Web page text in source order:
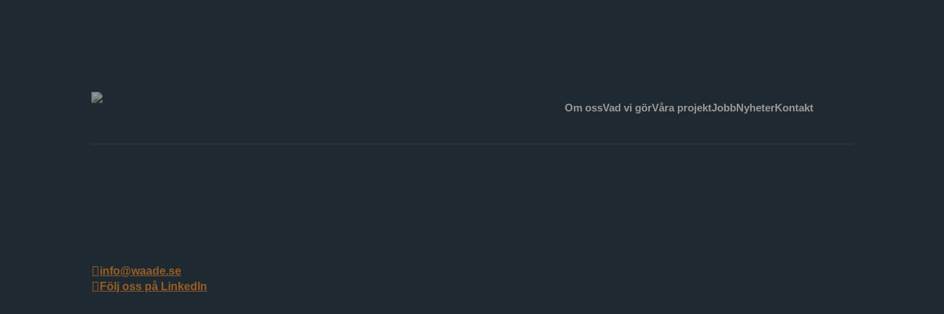
Om ossVad vi görVåra projektJobbNyheterKontakt
info@waade.se
Följ oss på LinkedIn